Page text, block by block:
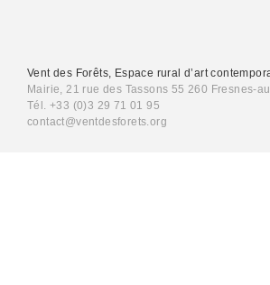
Vent des Forêts, Espace rural d’art
Mairie, 21 rue des Tassons 55 260 Fresnes-
Tél. +33 (0)3 29 71 01 95
contact@ventdesforets.org